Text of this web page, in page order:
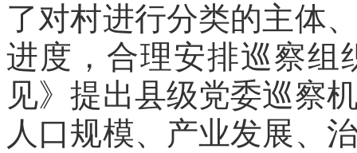
了对村进行分类的主体
进度，合理安排巡察组
见》提出县级党委巡察
人口规模、产业发展、